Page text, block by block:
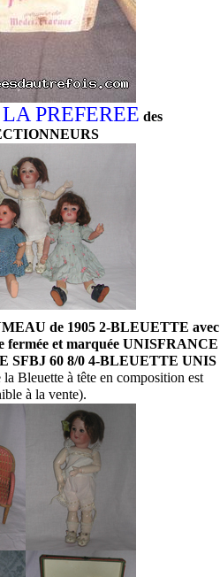
PREFEREE des
de 1905 2-BLEUETTE avec
fermée et marquée UNISFRANCE
SFBJ 60 8/0 4-BLEUETTE UNIS
la Bleuette à tête en composition est
à la vente).